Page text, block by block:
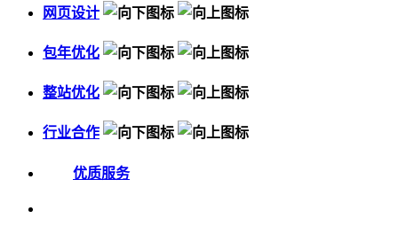
网页设计
包年优化
整站优化
行业合作
优质服务